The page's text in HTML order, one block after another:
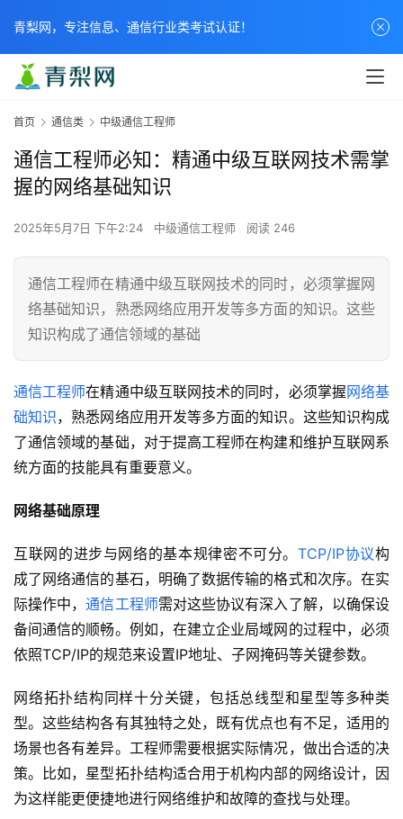
首页 通信类 中级通信工程师
通信工程师必知：精通中级互联网技术需掌
握的网络基础知识
2025年5月7日 下午2:24 中级通信工程师 阅读 246
通信工程师在精通中级互联网技术的同时，必须掌握网
络基础知识，熟悉网络应用开发等多方面的知识。这些
知识构成了通信领域的基础
通信工程师在精通中级互联网技术的同时，必须掌握网络基
础知识，熟悉网络应用开发等多方面的知识。这些知识构成
了通信领域的基础，对于提高工程师在构建和维护互联网系
统方面的技能具有重要意义。
网络基础原理
互联网的进步与网络的基本规律密不可分。TCP/IP协议构
成了网络通信的基石，明确了数据传输的格式和次序。在实
际操作中，通信工程师需对这些协议有深入了解，以确保设
备间通信的顺畅。例如，在建立企业局域网的过程中，必须
依照TCP/IP的规范来设置IP地址、子网掩码等关键参数。
网络拓扑结构同样十分关键，包括总线型和星型等多种类
型。这些结构各有其独特之处，既有优点也有不足，适用的
场景也各有差异。工程师需要根据实际情况，做出合适的决
策。比如，星型拓扑结构适合用于机构内部的网络设计，因
为这样能更便捷地进行网络维护和故障的查找与处理。
青梨网，专注信息、通信行业类考试认证！